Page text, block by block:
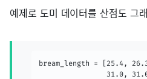
예제로 도미 데이터를 산점도 그
bream_length = [25.4,
31.0,